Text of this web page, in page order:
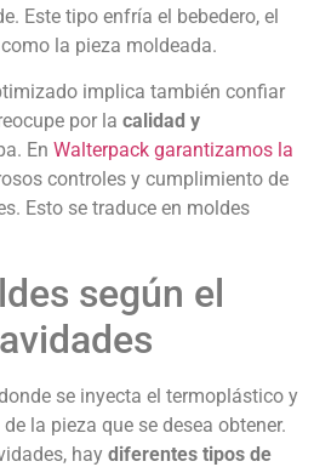
Este tipo enfría el bebedero, el
la pieza moldeada.
implica también confiar
por la calidad y
En Walterpack garantizamos la
controles y cumplimiento de
Esto se traduce en moldes
según el
se inyecta el termoplástico y
la pieza que se desea obtener.
hay diferentes tipos de